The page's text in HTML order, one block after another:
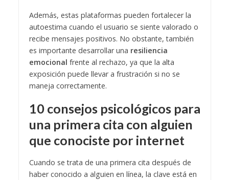
Además, estas plataformas pueden fortalecer la
autoestima cuando el usuario se siente valorado o
recibe mensajes positivos. No obstante, también
es importante desarrollar una resiliencia
emocional frente al rechazo, ya que la alta
exposición puede llevar a frustración si no se
maneja correctamente.
10 consejos psicológicos para
una primera cita con alguien
que conociste por internet
Cuando se trata de una primera cita después de
haber conocido a alguien en línea, la clave está en